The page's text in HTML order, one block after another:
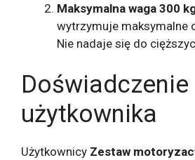
Maksymalna waga 300
wytrzymuje maksymalne
Nie nadaje się do
Doświadczenie
użytkownika
Użytkownicy Zestaw